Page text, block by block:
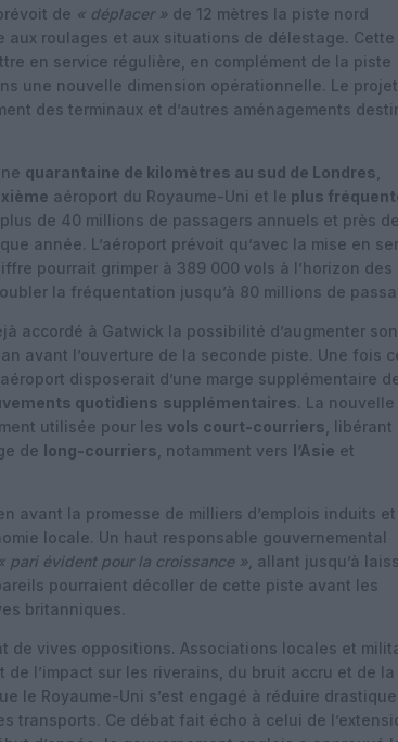
de « déplacer » de 12 mètres la piste nord
aux roulages et aux situations de délestage. Cette
en service régulière, en complément de la piste
une nouvelle dimension opérationnelle. Le projet
des terminaux et d’autres aménagements
quarantaine de kilomètres au sud de Londres
aéroport du Royaume-Uni et le plus
plus de 40 millions de passagers annuels et près
année. L’aéroport prévoit qu’avec la mise en
pourrait grimper à 389 000 vols à l’horizon des
la fréquentation jusqu’à 80 millions de
accordé à Gatwick la possibilité d’augmenter son
avant l’ouverture de la seconde piste. Une fois
disposerait d’une marge supplémentaire
quotidiens supplémentaires. La nouvelle
utilisée pour les vols court-courriers , libérant
de long-courriers , notamment vers l’Asie et
avant la promesse de milliers d’emplois induits et
locale. Un haut responsable gouvernemental
pari évident pour la croissance », allant jusqu’à
pourraient décoller de cette piste avant les
britanniques.
de vives oppositions. Associations locales et
de l’impact sur les riverains, du bruit accru et de la
le Royaume-Uni s’est engagé à réduire
transports. Ce débat fait écho à celui de